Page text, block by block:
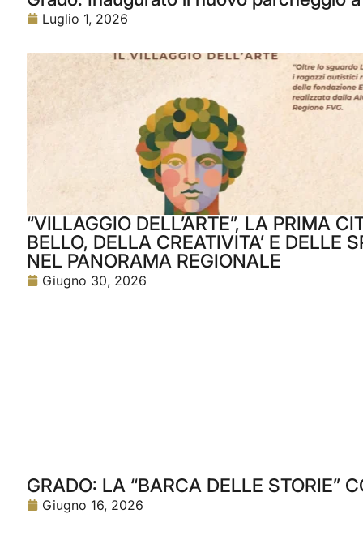
Luglio 1, 2026
“VILLAGGIO DELL’ARTE”, LA PRIMA
BELLO, DELLA CREATIVITA’ E DELLE
NEL PANORAMA REGIONALE
Giugno 30, 2026
GRADO: LA “BARCA DELLE STORIE”
Giugno 16, 2026